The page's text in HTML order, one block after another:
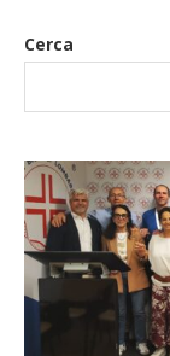
Cerca